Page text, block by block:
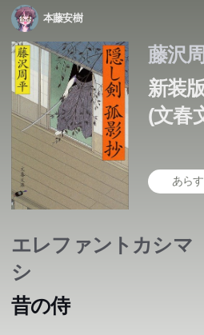
本藤安樹
藤沢
新装
(文春
あら
エレファントカシマ
シ
昔の侍